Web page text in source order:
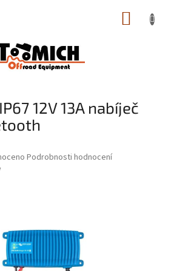
12V 13A nabíječ
Podrobnosti hodnocení